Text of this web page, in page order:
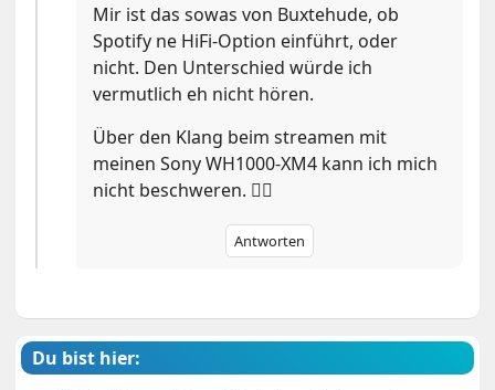
Mir ist das sowas von Buxtehude, ob
Spotify ne HiFi-Option einführt, oder
nicht. Den Unterschied würde ich
vermutlich eh nicht hören.
Über den Klang beim streamen mit
meinen Sony WH1000-XM4 kann ich mich
nicht beschweren. 🤷‍♂️
Antworten
Du bist hier: